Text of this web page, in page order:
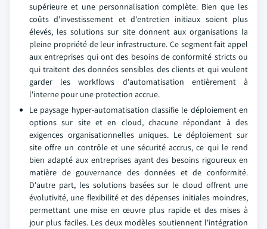
supérieure et une personnalisation complète. Bien que les
coûts d'investissement et d'entretien initiaux soient plus
élevés, les solutions sur site donnent aux organisations la
pleine propriété de leur infrastructure. Ce segment fait appel
aux entreprises qui ont des besoins de conformité stricts ou
qui traitent des données sensibles des clients et qui veulent
garder les workflows d'automatisation entièrement à
l'interne pour une protection accrue.
Le paysage hyper-automatisation classifie le déploiement en
options sur site et en cloud, chacune répondant à des
exigences organisationnelles uniques. Le déploiement sur
site offre un contrôle et une sécurité accrus, ce qui le rend
bien adapté aux entreprises ayant des besoins rigoureux en
matière de gouvernance des données et de conformité.
D'autre part, les solutions basées sur le cloud offrent une
évolutivité, une flexibilité et des dépenses initiales moindres,
permettant une mise en œuvre plus rapide et des mises à
jour plus faciles. Les deux modèles soutiennent l'intégration